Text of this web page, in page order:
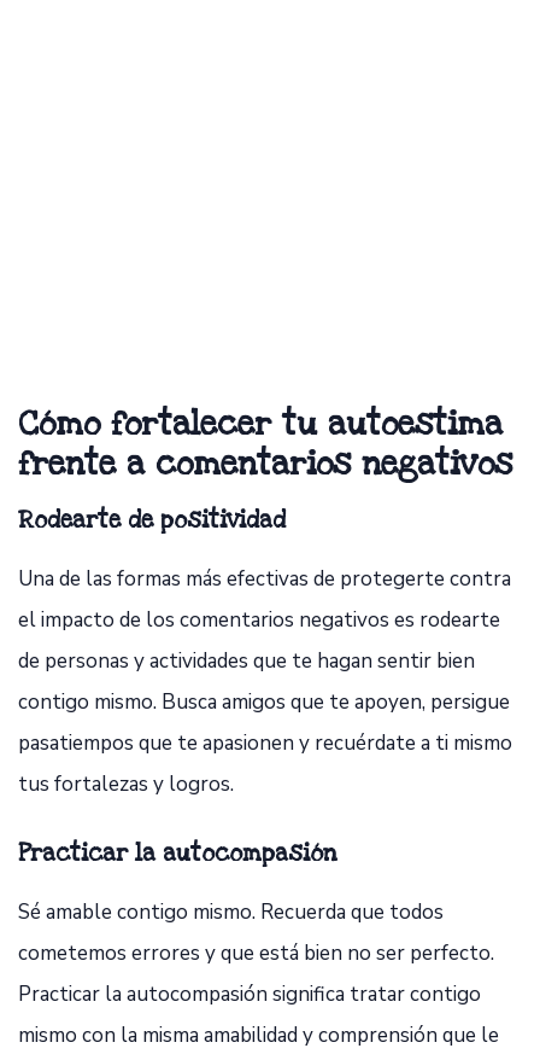
Cómo fortalecer tu autoestima
frente a comentarios negativos
Rodearte de positividad
Una de las formas más efectivas de protegerte contra
el impacto de los comentarios negativos es rodearte
de personas y actividades que te hagan sentir bien
contigo mismo. Busca amigos que te apoyen, persigue
pasatiempos que te apasionen y recuérdate a ti mismo
tus fortalezas y logros.
Practicar la autocompasión
Sé amable contigo mismo. Recuerda que todos
cometemos errores y que está bien no ser perfecto.
Practicar la autocompasión significa tratar contigo
mismo con la misma amabilidad y comprensión que le